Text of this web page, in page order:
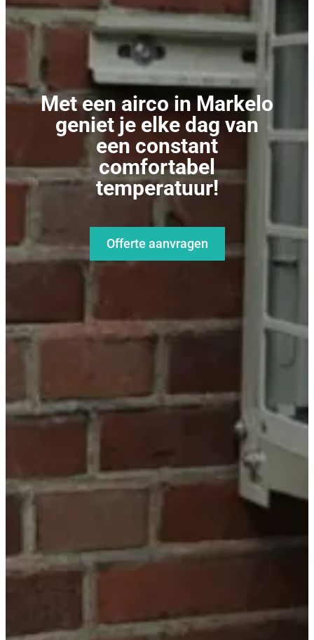
Met een airco in Markelo
geniet je elke dag van
een constant
comfortabel
temperatuur!
Offerte aanvragen